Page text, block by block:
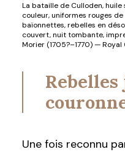
La bataille de Culloden,
couleur, uniformes rouges
baïonnettes, rebelles en
couvert, nuit tombante,
Morier (1705?–1770) —
Une fois reconnu